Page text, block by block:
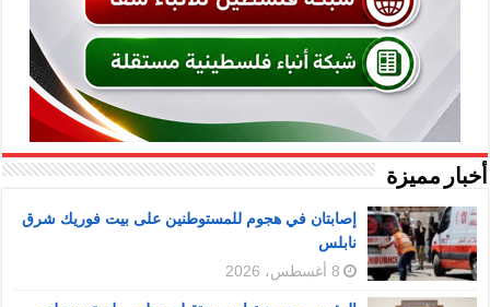
أخبار مميزة
إصابتان في هجوم للمستوطنين على بيت فوريك شرق
نابلس
8 أغسطس، 2026